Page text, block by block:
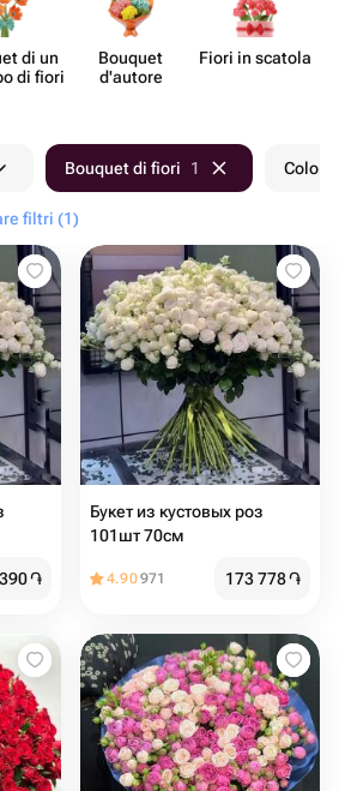
di un
di fiori
Bouquet
d'autore
Fiori in scatola
Bouquet di fiori 1 Colore
filtri (1)
֏
Букет из кустовых роз
101шт 70см
4.90971 173 778֏